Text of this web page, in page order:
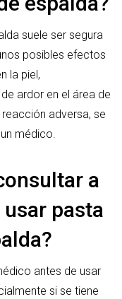
suele ser segura
posibles efectos
la piel,
ardor en el área de
adversa, se
médico.
a
pasta
antes de usar
si se tiene